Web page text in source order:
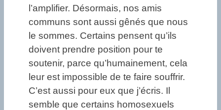
l’amplifier. Désormais, nos amis
communs sont aussi gênés que nous
le sommes. Certains pensent qu’ils
doivent prendre position pour te
soutenir, parce qu’humainement, cela
leur est impossible de te faire souffrir.
C’est aussi pour eux que j’écris. Il
semble que certains homosexuels